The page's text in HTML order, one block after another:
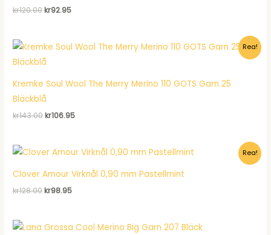
kr120.00Det
kr120.00.
kr92.95Det
kr92.95.
Rea!
Kremke Soul Wool The Merry Merino 110 GOTS Garn 25
Bläckblå
kr143.00Det
kr143.00.
kr106.95Det
kr106.95.
Rea!
Clover Amour Virknål 0,90 mm Pastellmint
kr128.00Det
kr128.00.
kr98.95Det
kr98.95.